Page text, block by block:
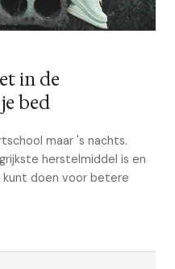
in de
bed
maar 's nachts.
herstelmiddel is en
doen voor betere